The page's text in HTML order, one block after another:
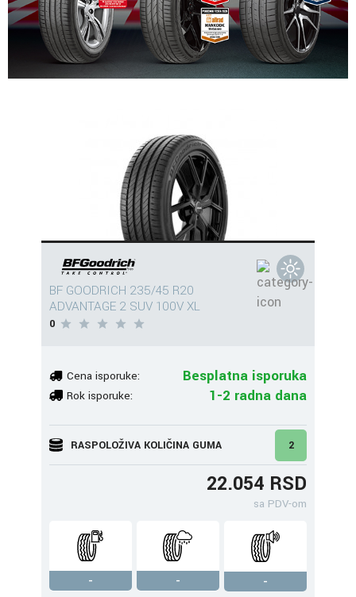
BF GOODRICH 235/45 R20
ADVANTAGE 2 SUV 100V XL
0
Cena isporuke: Besplatna isporuka
Rok isporuke: 1-2 radna dana
RASPOLOŽIVA KOLIČINA GUMA 2
22.054 RSD
sa PDV-om
- -
-